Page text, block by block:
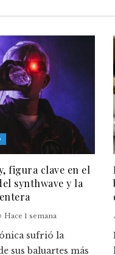
figura clave en el
synthwave y la
Hace 1 semana
sufrió la
sus baluartes más